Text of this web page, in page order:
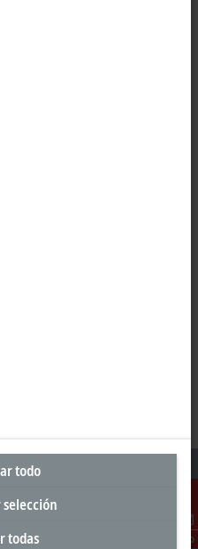
Contacto
todo
todas